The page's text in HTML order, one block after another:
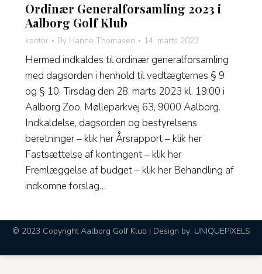
Ordinær Generalforsamling 2023 i
Aalborg Golf Klub
kontor By Hanne Thomasen 14. marts 2023
Hermed indkaldes til ordinær generalforsamling
med dagsorden i henhold til vedtægternes § 9
og § 10. Tirsdag den 28. marts 2023 kl. 19:00 i
Aalborg Zoo, Mølleparkvej 63, 9000 Aalborg.
Indkaldelse, dagsorden og bestyrelsens
beretninger – klik her Årsrapport – klik her
Fastsættelse af kontingent – klik her
Fremlæggelse af budget – klik her Behandling af
indkomne forslag…
© 2023 Copyright Aalborg Golf Klub | Design by: UNIQUEPIXELS